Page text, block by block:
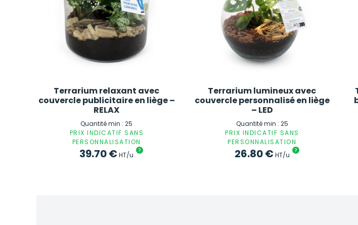
Terrarium relaxant avec
couvercle publicitaire en liège –
RELAX
Quantité min : 25
PRIX INDICATIF SANS
PERSONNALISATION
39.70€HT/u
?
Terrarium lumineux avec
couvercle personnalisé en liège
– LED
Quantité min : 25
PRIX INDICATIF SANS
PERSONNALISATION
26.80€HT/u
?